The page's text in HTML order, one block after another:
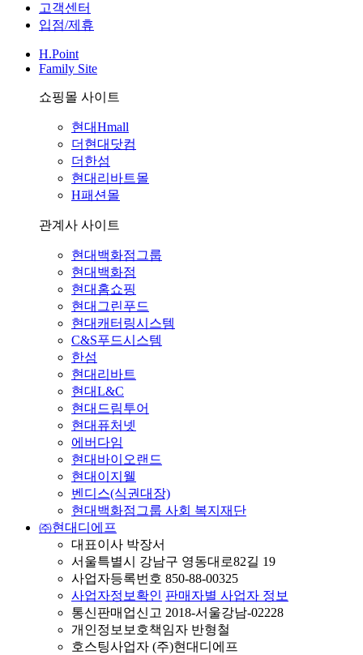
고객센터
입점/제휴
H.Point
Family Site
쇼핑몰 사이트
현대Hmall
더현대닷컴
더한섬
현대리바트몰
H패션몰
관계사 사이트
현대백화점그룹
현대백화점
현대홈쇼핑
현대그린푸드
현대캐터링시스템
C&S푸드시스템
한섬
현대리바트
현대L&C
현대드림투어
현대퓨처넷
에버다임
현대바이오랜드
현대이지웰
벤디스(식권대장)
현대백화점그룹 사회 복지재단
㈜현대디에프
대표이사 박장서
서울특별시 강남구 영동대로82길 19
사업자등록번호 850-88-00325
사업자정보확인 판매자별 사업자 정보
통신판매업신고 2018-서울강남-02228
개인정보보호책임자 반형철
호스팅사업자 (주)현대디에프